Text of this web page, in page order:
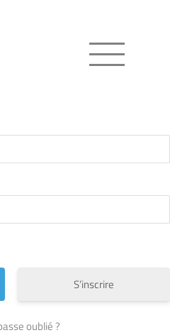
Menu
S’inscrire
oublié ?